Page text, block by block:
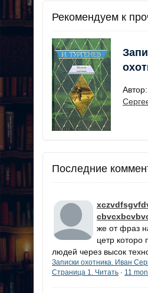
Рекомендуем к
Автор:
Последние
же от фраз
цетр которо
людей через высок
Записки охотника. Иван
Страница 1. Читать · 11